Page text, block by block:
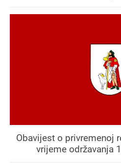
Obavijest o privremenoj
vrijeme održavanja